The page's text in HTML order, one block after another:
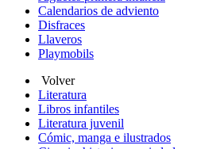
Calendarios de adviento
Disfraces
Llaveros
Playmobils
Volver
Literatura
Libros infantiles
Literatura juvenil
Cómic, manga e ilustrados